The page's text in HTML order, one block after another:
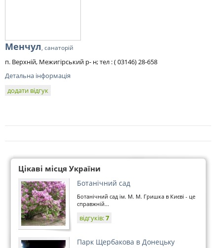
Менчул, санаторій
п. Верхній, Межигірський р- н; тел : ( 03146) 28-658
Детальна інформація
додати відгук
Цікаві місця України
Ботанічний сад
Ботанічний сад ім. М. М. Гришка в Києві - це
справжній...
відгуків:7
Парк Щербакова в Донецьку